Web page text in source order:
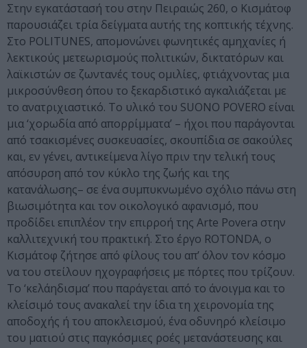
Στην εγκατάστασή του στην Πειραιώς 260, ο Κισμάτοφ
παρουσιάζει τρία δείγματα αυτής της κοπτικής τέχνης.
Στο POLITUNES, απομονώνει φωνητικές αμηχανίες ή
λεκτικούς μετεωρισμούς πολιτικών, δικτατόρων και
λαϊκιστών σε ζωντανές τους ομιλίες, φτιάχνοντας μια
μικροσύνθεση όπου το ξεκαρδιστικό αγκαλιάζεται με
το ανατριχιαστικό. Το υλικό του SUONO POVERO είναι
μια ‘χορωδία από απορρίμματα’ – ήχοι που παράγoνται
από τσακισμένες συσκευασίες, σκουπίδια σε σακούλες
και, εν γένει, αντικείμενα λίγο πριν την τελική τους
απόσυρση από τον κύκλο της ζωής και της
κατανάλωσης– σε ένα συμπυκνωμένο σχόλιο πάνω στη
βιωσιμότητα και τον οικολογικό αφανισμό, που
προδίδει επιπλέον την επιρροή της Arte Povera στην
καλλιτεχνική του πρακτική. Στο έργο ROTONDA, ο
Κισμάτοφ ζήτησε από φίλους του απ’ όλον τον κόσμο
να του στείλουν ηχογραφήσεις με πόρτες που τρίζουν.
Το ‘κελάηδισμα’ που παράγεται από το άνοιγμα και το
κλείσιμό τους ανακαλεί την ίδια τη χειρονομία της
αποδοχής ή του αποκλεισμού, ένα οδυνηρό κλείσιμο
του ματιού στις παγκόσμιες ροές μετανάστευσης και